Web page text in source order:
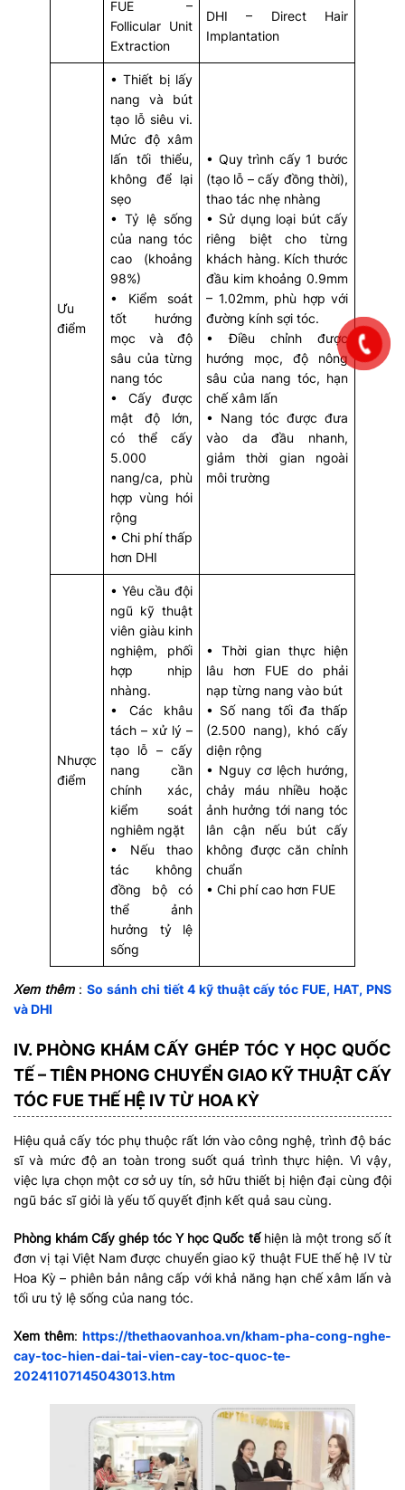
FUE –
Follicular Unit
Extraction
DHI – Direct Hair
Implantation
Ưu
điểm
• Thiết bị lấy
nang và bút
tạo lỗ siêu vi.
Mức độ xâm
lấn tối thiểu,
không để lại
sẹo
• Tỷ lệ sống
của nang tóc
cao (khoảng
98%)
• Kiểm soát
tốt hướng
mọc và độ
sâu của từng
nang tóc
• Cấy được
mật độ lớn,
có thể cấy
5.000
nang/ca, phù
hợp vùng hói
rộng
• Chi phí thấp
hơn DHI
• Quy trình cấy 1 bước
(tạo lỗ – cấy đồng thời),
thao tác nhẹ nhàng
• Sử dụng loại bút cấy
riêng biệt cho từng
khách hàng. Kích thước
đầu kim khoảng 0.9mm
– 1.02mm, phù hợp với
đường kính sợi tóc.
• Điều chỉnh được
hướng mọc, độ nông
sâu của nang tóc, hạn
chế xâm lấn
• Nang tóc được đưa
vào da đầu nhanh,
giảm thời gian ngoài
môi trường
Nhược
điểm
• Yêu cầu đội
ngũ kỹ thuật
viên giàu kinh
nghiệm, phối
hợp nhịp
nhàng.
• Các khâu
tách – xử lý –
tạo lỗ – cấy
nang cần
chính xác,
kiểm soát
nghiêm ngặt
• Nếu thao
tác không
đồng bộ có
thể ảnh
hưởng tỷ lệ
sống
• Thời gian thực hiện
lâu hơn FUE do phải
nạp từng nang vào bút
• Số nang tối đa thấp
(2.500 nang), khó cấy
diện rộng
• Nguy cơ lệch hướng,
chảy máu nhiều hoặc
ảnh hưởng tới nang tóc
lân cận nếu bút cấy
không được căn chỉnh
chuẩn
• Chi phí cao hơn FUE
Xem thêm: So sánh chi tiết 4 kỹ thuật cấy tóc FUE, HAT, PNS
và DHI
IV. PHÒNG KHÁM CẤY GHÉP TÓC Y HỌC QUỐC
TẾ – TIÊN PHONG CHUYỂN GIAO KỸ THUẬT CẤY
TÓC FUE THẾ HỆ IV TỪ HOA KỲ
Hiệu quả cấy tóc phụ thuộc rất lớn vào công nghệ, trình độ bác
sĩ và mức độ an toàn trong suốt quá trình thực hiện. Vì vậy,
việc lựa chọn một cơ sở uy tín, sở hữu thiết bị hiện đại cùng đội
ngũ bác sĩ giỏi là yếu tố quyết định kết quả sau cùng.
Phòng khám Cấy ghép tóc Y học Quốc tếhiện là một trong số ít
đơn vị tại Việt Nam được chuyển giao kỹ thuật FUE thế hệ IV từ
Hoa Kỳ – phiên bản nâng cấp với khả năng hạn chế xâm lấn và
tối ưu tỷ lệ sống của nang tóc.
Xem thêm: https://thethaovanhoa.vn/kham-pha-cong-nghe-
cay-toc-hien-dai-tai-vien-cay-toc-quoc-te-
20241107145043013.htm